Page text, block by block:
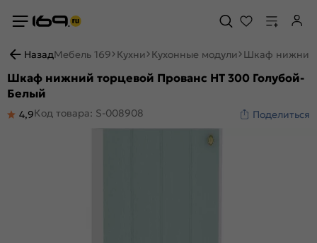
НазадМебель 169 Кухни Кухонные модули Шкаф нижний
Шкаф нижний торцевой Прованс НТ 300 Голубой-
Белый
4,9Код товара: S-008908 Поделиться